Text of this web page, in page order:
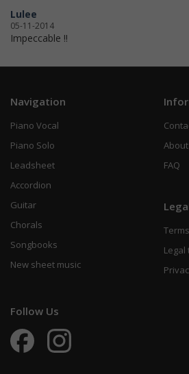
Lulee
05-11-2014
Impeccable !!
Navigation
Piano Vocal
Piano Solo
Leadsheet
Accordion
Guitar
Chorals
Songbooks
New sheet music
FAQ
Legal
Follow Us